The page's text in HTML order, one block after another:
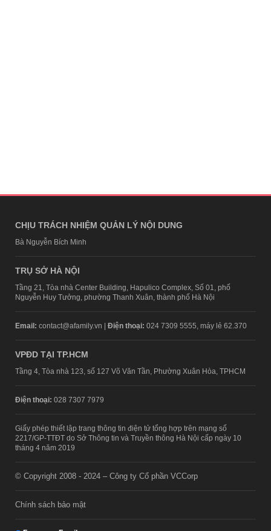
CHỊU TRÁCH NHIỆM QUẢN LÝ NỘI DUNG
Bà Nguyễn Bích Minh
TRỤ SỞ HÀ NỘI
Tầng 21, Tòa nhà Center Building, Hapulico Complex, Số 01, phố
Nguyễn Huy Tưởng, phường Thanh Xuân, thành phố Hà Nội
Email: contact@afamily.vn | Điện thoại: 024 7309 5555, máy lẻ 62.370
VPĐD TẠI TP.HCM
Tầng 4, Tòa nhà 123, số 127 Võ Văn Tần, Phường Xuân Hòa, TPHCM
Điện thoại: 028 7307 7979
Giấy phép thiết lập trang thông tin điện tử tổng hợp trên mạng số
2217/GP-TTĐT do Sở Thông tin và Truyền thông Hà Nội cấp ngày 10
tháng 4 năm 2019
© Copyright 2008 - 2024 – Công ty Cổ phần VCCorp
Chính sách bảo mật